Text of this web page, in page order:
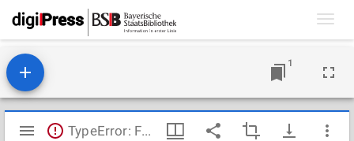
1
Mirador
TypeError: Failed to fetch